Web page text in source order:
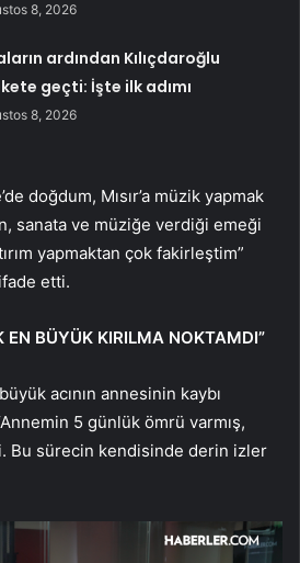
8, 2026
ardından Kılıçdaroğlu
geçti: İşte ilk adımı
8, 2026
doğdum, Mısır’a müzik yapmak
sanata ve müziğe verdiği emeği
yapmaktan çok fakirleştim”
etti.
EN BÜYÜK KIRILMA NOKTAMDI”
acının annesinin kaybı
5 günlük ömrü varmış,
Bu sürecin kendisinde derin izler